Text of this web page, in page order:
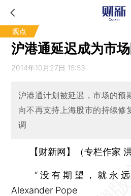
观点
沪港通延迟成为市
2014年10月27日 15:53
沪港通计划被延迟，市场的预
向不再支持上海股市的持续修
调
【财新网】（专栏作家
“没有期望，就永远
Alexander Pope